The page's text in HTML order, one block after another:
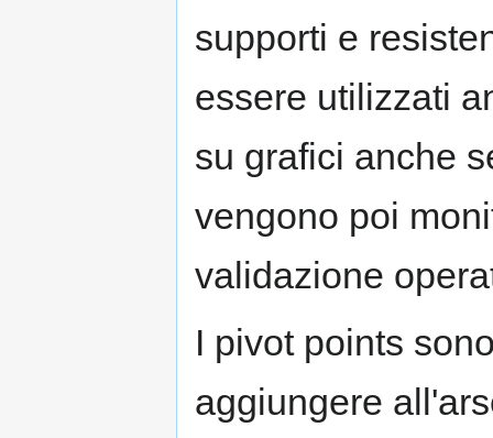
supporti e
essere utilizzati
su grafici anche
vengono poi
validazione
I pivot points
aggiungere